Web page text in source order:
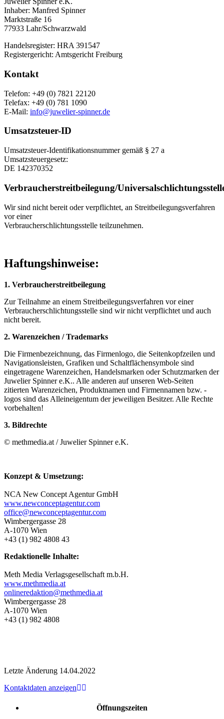
Inhaber: Manfred Spinner
Marktstraße 16
77933 Lahr/Schwarzwald
Handelsregister: HRA 391547
Registergericht: Amtsgericht Freiburg
Kontakt
Telefon: +49 (0) 7821 22120
Telefax: +49 (0) 781 1090
E-Mail: info@juwelier-spinner.de
Umsatzsteuer-ID
Umsatzsteuer-Identifikationsnummer gemäß § 27 a
Umsatzsteuergesetz:
DE 142370352
Verbraucherstreitbeilegung/
Wir sind nicht bereit oder verpflichtet, an Streitbeilegungsverfahren
vor einer
Verbraucherschlichtungsstelle teilzunehmen.
Haftungshinweise:
1. Verbraucherstreitbeilegung
Zur Teilnahme an einem Streitbeilegungsverfahren vor einer
Verbraucherschlichtungsstelle sind wir nicht verpflichtet und auch
nicht bereit.
2. Warenzeichen / Trademarks
Die Firmenbezeichnung, das Firmenlogo, die Seitenkopfzeilen und
Navigationsleisten, Grafiken und Schaltflächensymbole sind
eingetragene Warenzeichen, Handelsmarken oder Schutzmarken der
Juwelier Spinner e.K.. Alle anderen auf unseren Web-Seiten
zitierten Warenzeichen, Produktnamen und Firmennamen bzw. -
logos sind das Alleineigentum der jeweiligen Besitzer. Alle Rechte
vorbehalten!
3. Bildrechte
© methmedia.at / Juwelier Spinner e.K.
Konzept & Umsetzung:
NCA New Concept Agentur GmbH
www.newconceptagentur.com
office@newconceptagentur.com
Wimbergergasse 28
A-1070 Wien
+43 (1) 982 4808 43
Redaktionelle Inhalte:
Meth Media Verlagsgesellschaft m.b.H.
www.methmedia.at
onlineredaktion@methmedia.at
Wimbergergasse 28
A-1070 Wien
+43 (1) 982 4808
Letzte Änderung 14.04.2022
Kontaktdaten anzeigen
Öffnungszeiten